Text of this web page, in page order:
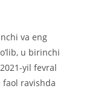
va eng
u birinchi
yil fevral
faol ravishda